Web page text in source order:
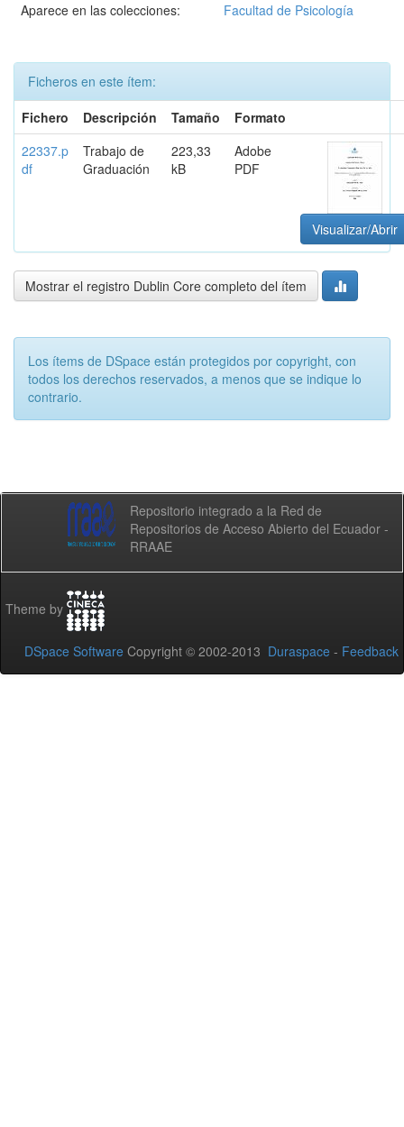
Aparece en las colecciones:
Facultad de Psicología
Ficheros en este ítem:
Fichero
Descripción Tamaño
Formato
22337.p
df
Trabajo de
Graduación
223,33
kB
Adobe
PDF
Visualizar/Abrir
Mostrar el registro Dublin Core completo del ítem
Los ítems de DSpace están protegidos por copyright, con
todos los derechos reservados, a menos que se indique lo
contrario.
Repositorio integrado a la Red de
Repositorios de Acceso Abierto del Ecuador -
RRAAE
Theme by
DSpace Software Copyright © 2002-2013 Duraspace - Feedback